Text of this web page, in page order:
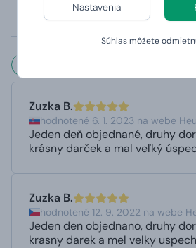
Nastavenia
Súhlas môžete
odporúča umývať v ruke)
Zuzka B.
hodnotené 6. 1. 2023 na webe
Jeden deň objednané, druhy
krásny darček a mal veľký
Zuzka B.
hodnotené 12. 9. 2022 na webe
Jeden den objednano, druhy
krasny darek a mel velky